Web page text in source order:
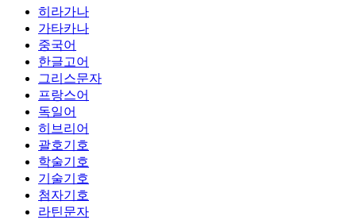
히라가나
가타카나
중국어
한글고어
그리스문자
프랑스어
독일어
히브리어
괄호기호
학술기호
기술기호
첨자기호
라틴문자